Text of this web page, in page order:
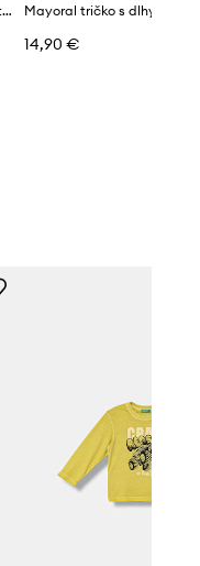
Mayoral tričko s dlhým rukávom detské bavlnené
14,90 €